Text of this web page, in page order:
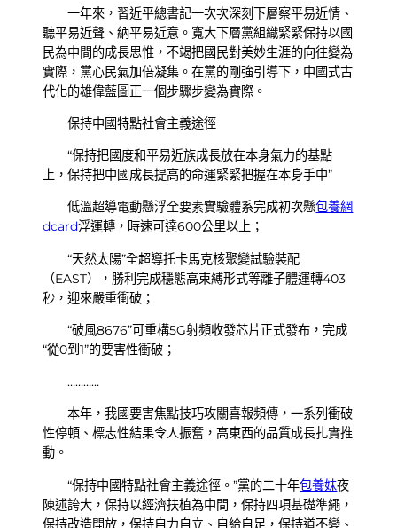
一年來，習近平總書記一次次深刻下層察平易近情、
聽平易近聲、納平易近意。寬大下層黨組織緊緊保持以國
民為中間的成長思惟，不竭把國民對美妙生涯的向往變為
實際，黨心民氣加倍凝集。在黨的剛強引導下，中國式古
代化的雄偉藍圖正一個步驟步變為實際。
保持中國特點社會主義途徑
“保持把國度和平易近族成長放在本身氣力的基點
上，保持把中國成長提高的命運緊緊把握在本身手中”
低溫超導電動懸浮全要素實驗體系完成初次懸包養網
dcard浮運轉，時速可達600公里以上；
“天然太陽”全超導托卡馬克核聚變試驗裝配
（EAST），勝利完成穩態高束縛形式等離子體運轉403
秒，迎來嚴重衝破；
“破風8676”可重構5G射頻收發芯片正式發布，完成
“從0到1”的要害性衝破；
…………
本年，我國要害焦點技巧攻關喜報頻傳，一系列衝破
性停頓、標志性結果令人振奮，高東西的品質成長扎實推
動。
“保持中國特點社會主義途徑。”黨的二十年包養妹夜
陳述誇大，保持以經濟扶植為中間，保持四項基礎準繩，
保持改造開放，保持自力自立、自給自足，保持道不變、